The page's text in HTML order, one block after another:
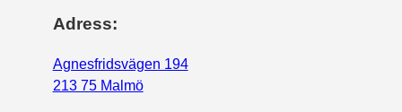
Adress:
Agnesfridsvägen 194
213 75 Malmö